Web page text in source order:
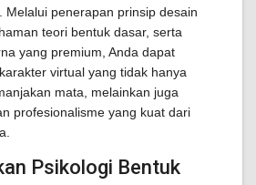
Melalui penerapan prinsip desain
teori bentuk dasar, serta
yang premium, Anda dapat
virtual yang tidak hanya
mata, melainkan juga
profesionalisme yang kuat dari
Psikologi Bentuk